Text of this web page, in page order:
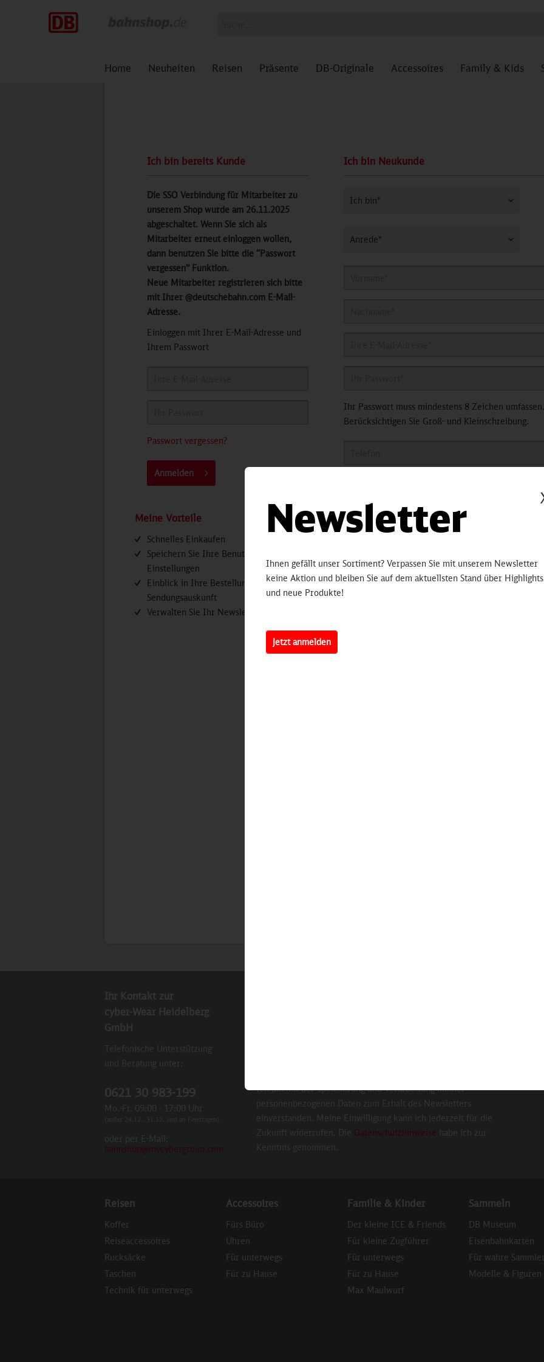
Home Neuheiten Reisen Präsente DB-Originale Accessoires Family & Kids
Ich bin Neukunde
Ihr Passwort muss mindestens 8 Zeichen umfassen.
Berücksichtigen Sie Groß- und Kleinschreibung.
Ihre Adresse
Ich bin bereits Kunde
Die SSO Verbindung für Mitarbeiter zu
unserem Shop wurde am 26.11.2025
abgeschaltet. Wenn Sie sich als
Mitarbeiter erneut einloggen wollen,
dann benutzen Sie bitte die “Passwort
vergessen” Funktion.
Neue Mitarbeiter registrieren sich bitte
mit Ihrer @deutschebahn.com E-Mail-
Adresse.
Einloggen mit Ihrer E-Mail-Adresse und
Ihrem Passwort
Passwort vergessen?
Anmelden
Meine Vorteile
Schnelles Einkaufen
Speichern Sie Ihre Benutzerdaten und
Einstellungen
Einblick in Ihre Bestellungen inkl.
Sendungsauskunft
Verwalten Sie Ihr Newsletter-Abo
Ihr Kontakt zur
cyber-Wear Heidelberg
GmbH
Telefonische Unterstützung
und Beratung unter:
0621 30 983-199
Mo.-Fr. 09:00 - 17:00 Uhr
(außer 24.12., 31.12. und an Feiertagen)
oder per E-Mail:
bahnshop@mycybergroup.com
Ich bin mit der Speicherung und Verarbeitung meiner
personenbezogenen Daten zum Erhalt des Newsletters
einverstanden. Meine Einwilligung kann ich jederzeit für die
Zukunft widerrufen. Die Datenschutzhinweise habe ich zur
Kenntnis genommen.
Reisen
Koffer
Reiseaccessoires
Rucksäcke
Taschen
Technik für unterwegs
Accessoires
Fürs Büro
Uhren
Für unterwegs
Für zu Hause
Familie & Kinder
Der kleine ICE & Friends
Für kleine Zugführer
Für unterwegs
Für zu Hause
Max Maulwurf
Sammeln
DB Museum
Eisenbahnkarten
Für wahre
Modelle & Figuren
Newsletter
Ihnen gefällt unser Sortiment? Verpassen Sie mit unserem Newsletter
keine Aktion und bleiben Sie auf dem aktuellsten Stand über Highlights
und neue Produkte!
Jetzt anmelden